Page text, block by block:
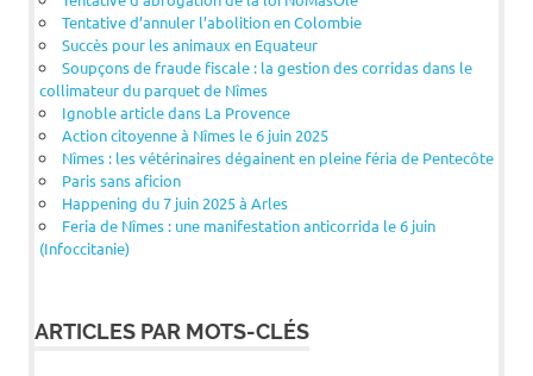
Tentative d’annuler l’abolition en Colombie
Succès pour les animaux en Equateur
Soupçons de fraude fiscale : la gestion des corridas dans le
collimateur du parquet de Nîmes
Ignoble article dans La Provence
Action citoyenne à Nîmes le 6 juin 2025
Nîmes : les vétérinaires dégainent en pleine féria de Pentecôte
Paris sans aficion
Happening du 7 juin 2025 à Arles
Feria de Nîmes : une manifestation anticorrida le 6 juin
(Infoccitanie)
ARTICLES PAR MOTS-CLÉS